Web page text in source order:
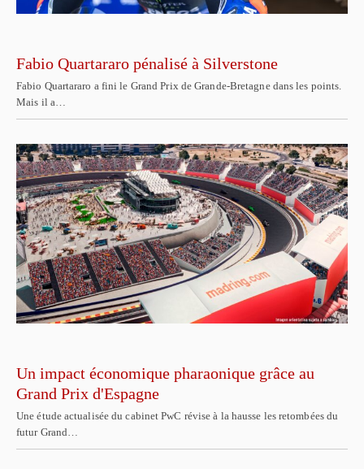
Fabio Quartararo pénalisé à Silverstone
Fabio Quartararo a fini le Grand Prix de Grande-Bretagne dans les points.
Mais il a…
Un impact économique pharaonique grâce au
Grand Prix d'Espagne
Une étude actualisée du cabinet PwC révise à la hausse les retombées du
futur Grand…